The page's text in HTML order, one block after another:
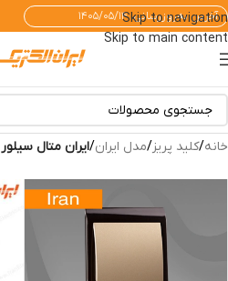
Skip to navigation
Skip to main content
آخرین به‌روزرسانی: ۱۴۰۵/۰۵/۱۴
خانه/کلید پریز/مدل ایران/ایران متال سیلور